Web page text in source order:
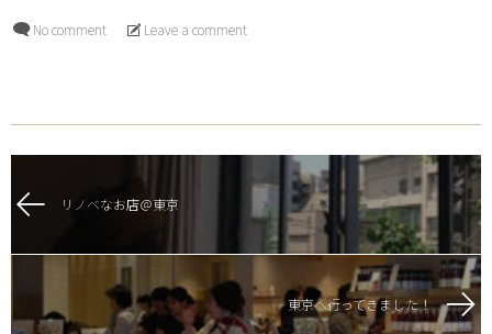
No comment Leave a comment
リノベなお店＠東京
東京へ行ってきました！